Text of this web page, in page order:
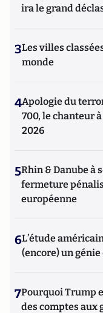
ira le grand
3Les villes
monde
4Apologie du
700, le chanteur à
2026
5Rhin & Danube à
fermeture
européenne
6L’étude
(encore) un
7Pourquoi Trump
des comptes aux